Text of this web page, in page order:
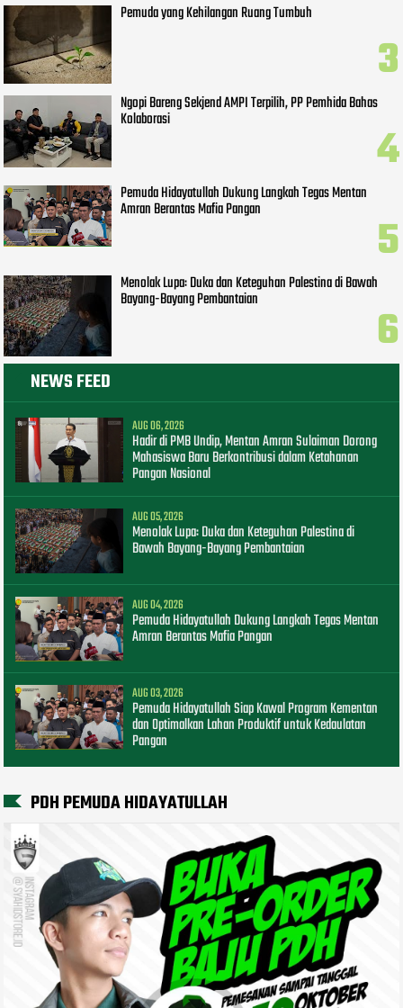
Pemuda yang Kehilangan Ruang Tumbuh
Ngopi Bareng Sekjend AMPI Terpilih, PP Pemhida Bahas
Kolaborasi
Pemuda Hidayatullah Dukung Langkah Tegas Mentan
Amran Berantas Mafia Pangan
Menolak Lupa: Duka dan Keteguhan Palestina di Bawah
Bayang-Bayang Pembantaian
NEWS FEED
AUG 06, 2026
Hadir di PMB Undip, Mentan Amran Sulaiman Dorong
Mahasiswa Baru Berkontribusi dalam Ketahanan
Pangan Nasional
AUG 05, 2026
Menolak Lupa: Duka dan Keteguhan Palestina di
Bawah Bayang-Bayang Pembantaian
AUG 04, 2026
Pemuda Hidayatullah Dukung Langkah Tegas Mentan
Amran Berantas Mafia Pangan
AUG 03, 2026
Pemuda Hidayatullah Siap Kawal Program Kementan
dan Optimalkan Lahan Produktif untuk Kedaulatan
Pangan
PDH PEMUDA HIDAYATULLAH